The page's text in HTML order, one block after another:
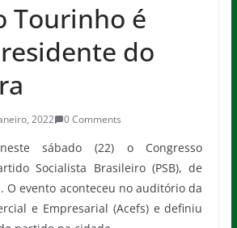
Tourinho é
do
2022 0 Comments
sábado (22) o Congresso
Socialista Brasileiro (PSB), de
O evento aconteceu no auditório da
e Empresarial (Acefs) e definiu